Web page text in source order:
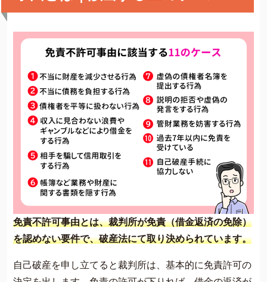
免責不許可事由とは、裁判所が免責（借金返済の免除）
を認めない要件で、破産法にて取り決められています。
自己破産を申し立てると裁判所は、基本的に免責許可の